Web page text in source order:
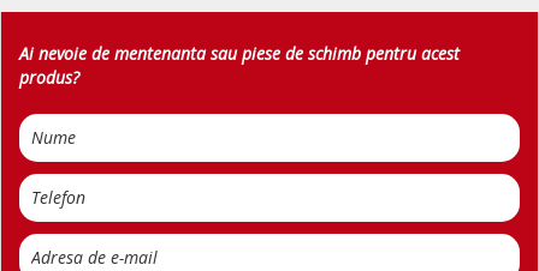
Ai nevoie de mentenanta sau piese de schimb pentru acest
produs?